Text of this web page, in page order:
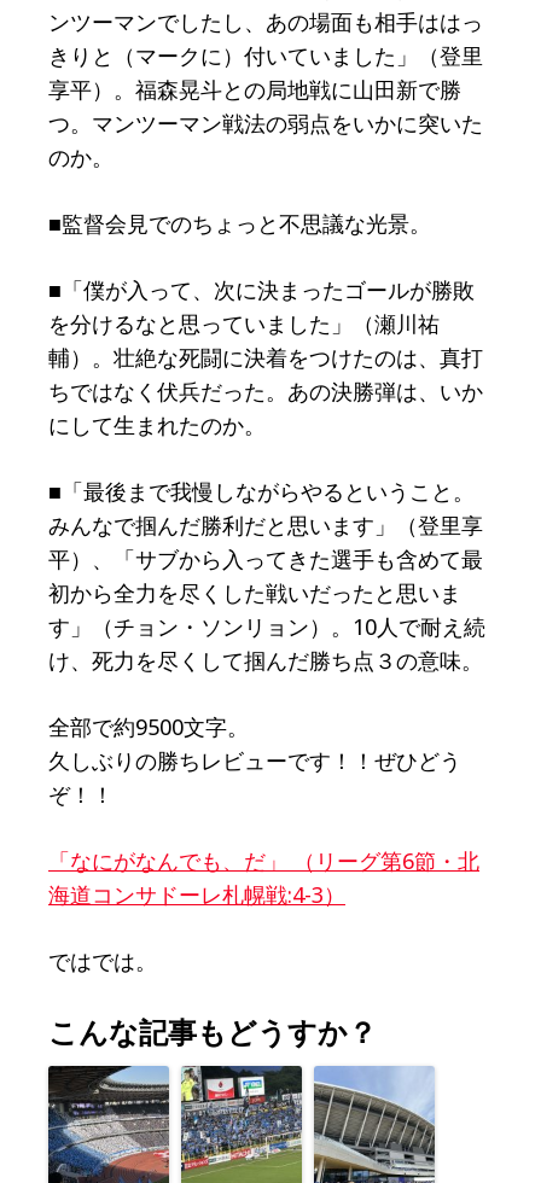
ンツーマンでしたし、あの場面も相手ははっ
きりと（マークに）付いていました」（登里
享平）。福森晃斗との局地戦に山田新で勝
つ。マンツーマン戦法の弱点をいかに突いた
のか。
■監督会見でのちょっと不思議な光景。
■「僕が入って、次に決まったゴールが勝敗
を分けるなと思っていました」（瀬川祐
輔）。壮絶な死闘に決着をつけたのは、真打
ちではなく伏兵だった。あの決勝弾は、いか
にして生まれたのか。
■「最後まで我慢しながらやるということ。
みんなで掴んだ勝利だと思います」（登里享
平）、「サブから入ってきた選手も含めて最
初から全力を尽くした戦いだったと思いま
す」（チョン・ソンリョン）。10人で耐え続
け、死力を尽くして掴んだ勝ち点３の意味。
全部で約9500文字。
久しぶりの勝ちレビューです！！ぜひどう
ぞ！！
「なにがなんでも、だ」 （リーグ第6節・北
海道コンサドーレ札幌戦:4-3）
ではでは。
こんな記事もどうすか？